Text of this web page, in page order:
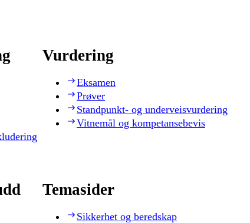
Vurdering
Eksamen
Prøver
Standpunkt- og underveisvurdering
Vitnemål og kompetansebevis
Temasider
Sikkerhet og beredskap